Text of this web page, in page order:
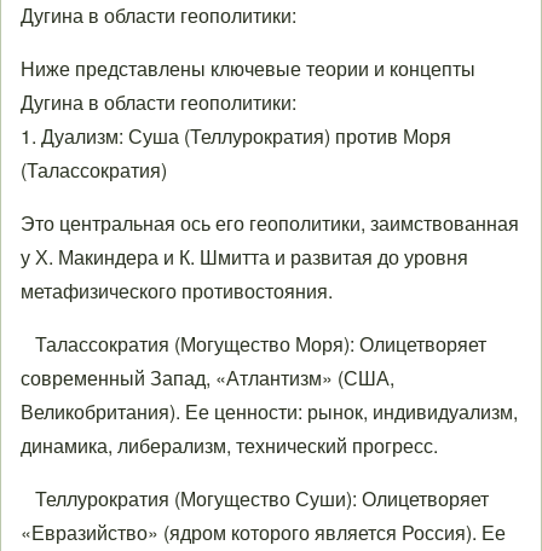
Дугина в области геополитики:
Ниже представлены ключевые теории и концепты
Дугина в области геополитики:
1. Дуализм: Суша (Теллурократия) против Моря
(Талассократия)
Это центральная ось его геополитики, заимствованная
у Х. Макиндера и К. Шмитта и развитая до уровня
метафизического противостояния.
Талассократия (Могущество Моря): Олицетворяет
современный Запад, «Атлантизм» (США,
Великобритания). Ее ценности: рынок, индивидуализм,
динамика, либерализм, технический прогресс.
Теллурократия (Могущество Суши): Олицетворяет
«Евразийство» (ядром которого является Россия). Ее